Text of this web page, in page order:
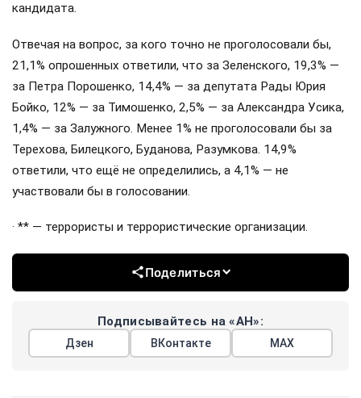
кандидата.
Отвечая на вопрос, за кого точно не проголосовали бы,
21,1% опрошенных ответили, что за Зеленского, 19,3% —
за Петра Порошенко, 14,4% — за депутата Рады Юрия
Бойко, 12% — за Тимошенко, 2,5% — за Александра Усика,
1,4% — за Залужного. Менее 1% не проголосовали бы за
Терехова, Билецкого, Буданова, Разумкова. 14,9%
ответили, что ещё не определились, а 4,1% — не
участвовали бы в голосовании.
· ** — террористы и террористические организации.
Поделиться
Подписывайтесь на «АН»:
Дзен ВКонтакте МАХ